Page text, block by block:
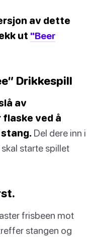
av dette
ut "Beer
Drikkespill
av
ved å
Del dere inn i
starte spillet
frisbeen mot
stangen og